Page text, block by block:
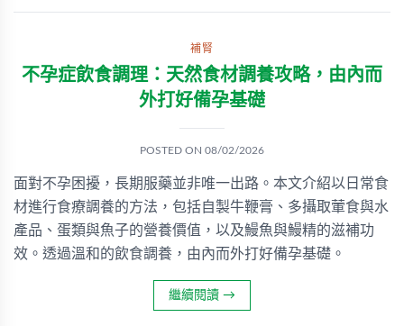
補腎
不孕症飲食調理：天然食材調養攻略，由內而
外打好備孕基礎
POSTED ON 08/02/2026
面對不孕困擾，長期服藥並非唯一出路。本文介紹以日常食
材進行食療調養的方法，包括自製牛鞭膏、多攝取葷食與水
產品、蛋類與魚子的營養價值，以及鰻魚與鰻精的滋補功
效。透過溫和的飲食調養，由內而外打好備孕基礎。
繼續閱讀 →